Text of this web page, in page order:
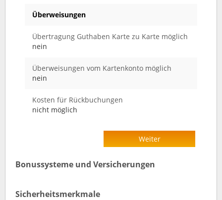
Überweisungen
Übertragung Guthaben Karte zu Karte möglich
nein
Überweisungen vom Kartenkonto möglich
nein
Kosten für Rückbuchungen
nicht möglich
Weiter
Bonussysteme und Versicherungen
Sicherheitsmerkmale